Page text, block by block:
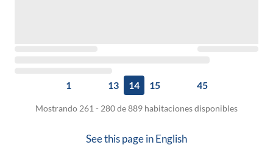
1 13 14 15 45
Mostrando 261 - 280 de 889 habitaciones disponibles
See this page inEnglish